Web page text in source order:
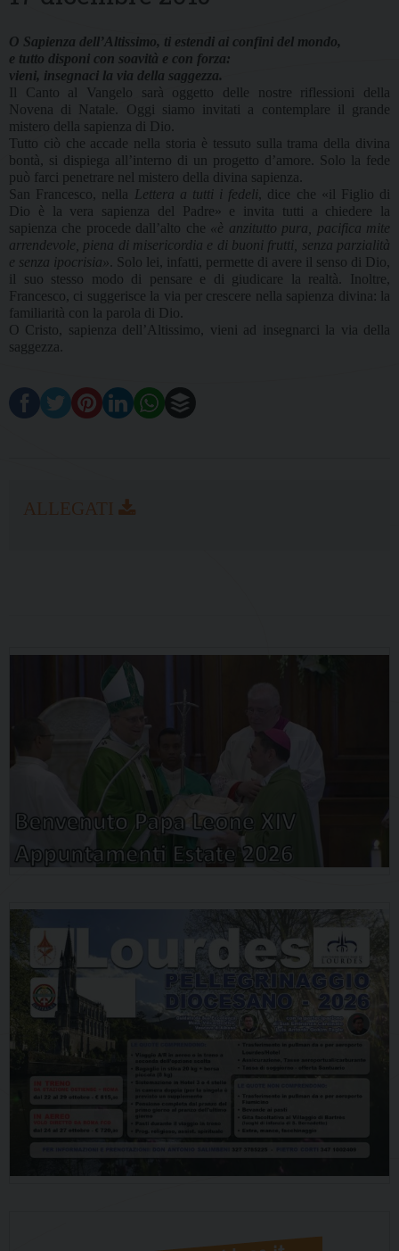
O Sapienza dell’Altissimo, ti estendi ai confini del mondo,
e tutto disponi con soavità e con forza:
vieni, insegnaci la via della saggezza.
Il Canto al Vangelo sarà oggetto delle nostre riflessioni della
Novena di Natale. Oggi siamo invitati a contemplare il grande
mistero della sapienza di Dio.
Tutto ciò che accade nella storia è tessuto sulla trama della divina
bontà, si dispiega all’interno di un progetto d’amore. Solo la fede
può farci penetrare nel mistero della divina sapienza.
San Francesco, nella Lettera a tutti i fedeli, dice che «il Figlio di
Dio è la vera sapienza del Padre» e invita tutti a chiedere la
sapienza che procede dall’alto che «è anzitutto pura, pacifica mite
arrendevole, piena di misericordia e di buoni frutti, senza parzialità
e senza ipocrisia» . Solo lei, infatti, permette di avere il senso di Dio,
il suo stesso modo di pensare e di giudicare la realtà. Inoltre,
Francesco, ci suggerisce la via per crescere nella sapienza divina: la
familiarità con la parola di Dio.
O Cristo, sapienza dell’Altissimo, vieni ad insegnarci la via della
saggezza.